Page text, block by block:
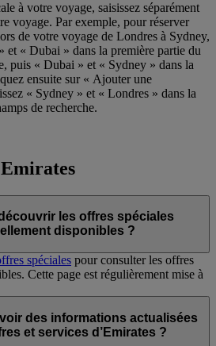
à votre voyage, saisissez séparément
voyage. Par exemple, pour réserver
de votre voyage de Londres à Sydney,
et « Dubai » dans la première partie du
puis « Dubai » et « Sydney » dans la
ensuite sur « Ajouter une
« Sydney » et « Londres » dans la
de recherche.
les offres spéciales
disponibles ?
spéciales pour consulter les offres
Cette page est régulièrement mise à
des informations actualisées
et services d’Emirates ?